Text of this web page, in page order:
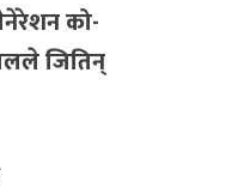
को-
जितिन्